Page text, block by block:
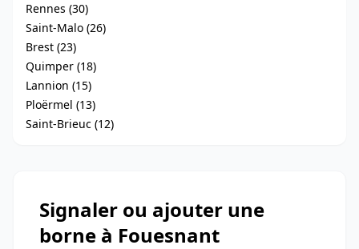
Rennes (30)
Saint-Malo (26)
Brest (23)
Quimper (18)
Lannion (15)
Ploërmel (13)
Saint-Brieuc (12)
Signaler ou ajouter une
borne à Fouesnant